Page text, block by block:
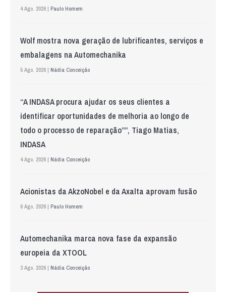
4 Ago. 2026 | Paulo Homem
Wolf mostra nova geração de lubrificantes, serviços e
embalagens na Automechanika
5 Ago. 2026 | Nádia Conceição
“A INDASA procura ajudar os seus clientes a
identificar oportunidades de melhoria ao longo de
todo o processo de reparação””, Tiago Matias,
INDASA
4 Ago. 2026 | Nádia Conceição
Acionistas da AkzoNobel e da Axalta aprovam fusão
6 Ago. 2026 | Paulo Homem
Automechanika marca nova fase da expansão
europeia da XTOOL
3 Ago. 2026 | Nádia Conceição